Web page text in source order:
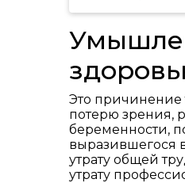
Это причинение
потерю зрения,
беременности,
выразившегося
утрату общей
утрату